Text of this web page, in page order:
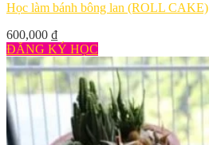
Học làm bánh bông lan (ROLL CAKE)
600,000 ₫
ĐĂNG KÝ HỌC